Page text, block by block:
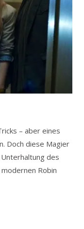
– aber eines
Doch diese Magier
des
Robin